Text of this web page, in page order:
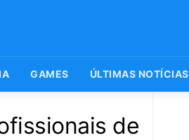
GAMES ÚLTIMAS NOTÍCIAS
de